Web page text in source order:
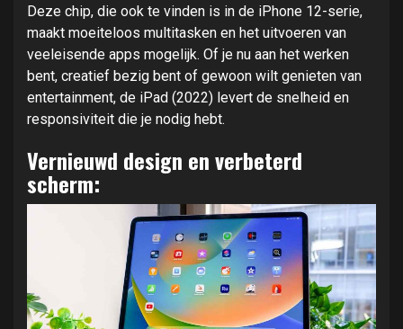
Deze chip, die ook te vinden is in de iPhone 12-serie,
maakt moeiteloos multitasken en het uitvoeren van
veeleisende apps mogelijk. Of je nu aan het werken
bent, creatief bezig bent of gewoon wilt genieten van
entertainment, de iPad (2022) levert de snelheid en
responsiviteit die je nodig hebt.
Vernieuwd design en verbeterd
scherm: